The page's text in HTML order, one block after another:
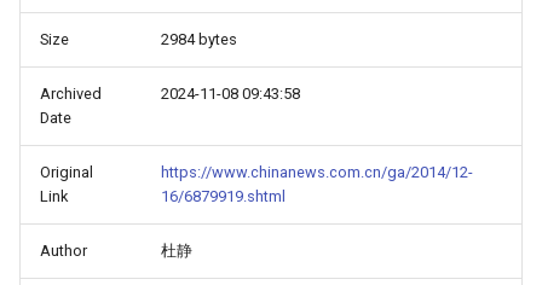
Size 2984 bytes
Archived
Date
2024-11-08 09:43:58
Original
Link
https://www.chinanews.com.cn/ga/2014/12-
16/6879919.shtml
Author 杜静